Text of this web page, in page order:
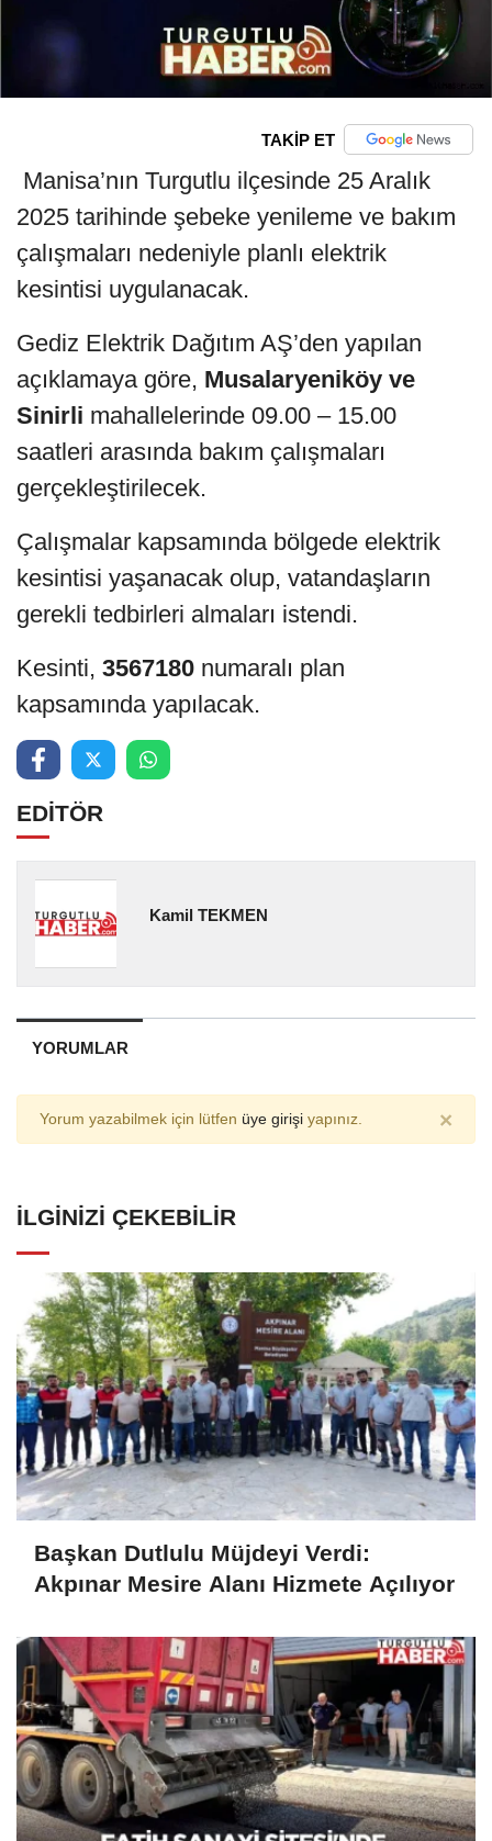
TAKİP ET
Manisa’nın Turgutlu ilçesinde 25 Aralık
2025 tarihinde şebeke yenileme ve bakım
çalışmaları nedeniyle planlı elektrik
kesintisi uygulanacak.
Gediz Elektrik Dağıtım AŞ’den yapılan
açıklamaya göre, Musalaryeniköy ve
Sinirli mahallelerinde 09.00 – 15.00
saatleri arasında bakım çalışmaları
gerçekleştirilecek.
Çalışmalar kapsamında bölgede elektrik
kesintisi yaşanacak olup, vatandaşların
gerekli tedbirleri almaları istendi.
Kesinti, 3567180 numaralı plan
kapsamında yapılacak.
EDİTÖR
Kamil TEKMEN
YORUMLAR
Yorum yazabilmek için lütfen üye girişi yapınız. ×
İLGINIZI ÇEKEBILIR
Başkan Dutlulu Müjdeyi Verdi:
Akpınar Mesire Alanı Hizmete Açılıyor